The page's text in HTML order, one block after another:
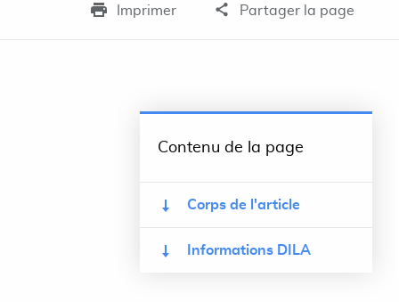
Imprimer Partager la page
Contenu de la page
Corps de l'article
Informations DILA